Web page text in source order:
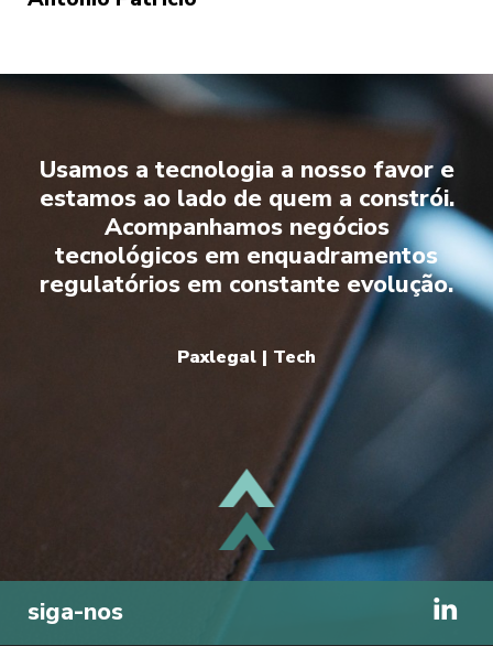
Usamos a tecnologia a nosso favor e
estamos ao lado de quem a constrói.
Acompanhamos negócios
tecnológicos em enquadramentos
regulatórios em constante evolução.
Paxlegal | Tech
siga-nos
TOPO